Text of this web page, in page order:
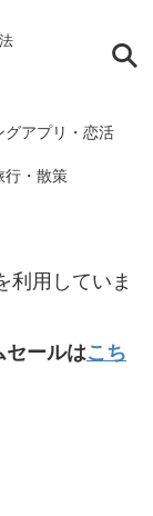
グアプリ・恋活
行・散策
利用していま
ールはこち